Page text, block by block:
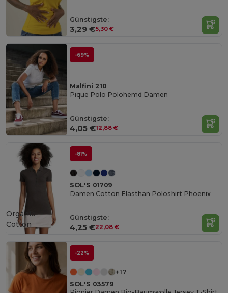
Günstigste:
3,29 €5,30 €
-69%
Malfini 210
Pique Polo Polohemd Damen
Günstigste:
4,05 €12,88 €
-81%
SOL'S 01709
Damen Cotton Elasthan Poloshirt Phoenix
Günstigste:
4,25 €22,08 €
Organic
Cotton
-22%
+17
SOL'S 03579